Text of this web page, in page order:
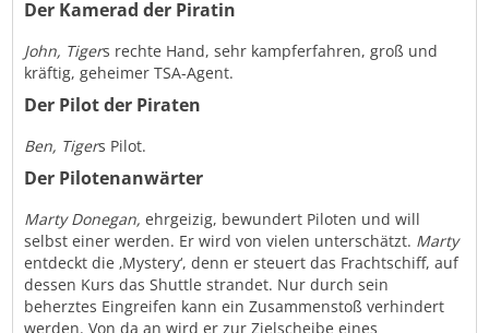
Der Kamerad der Piratin
John, Tigers rechte Hand, sehr kampferfahren, groß und
kräftig, geheimer TSA-Agent.
Der Pilot der Piraten
Ben, Tigers Pilot.
Der Pilotenanwärter
Marty Donegan, ehrgeizig, bewundert Piloten und will
selbst einer werden. Er wird von vielen unterschätzt. Marty
entdeckt die ‚Mystery‘, denn er steuert das Frachtschiff, auf
dessen Kurs das Shuttle strandet. Nur durch sein
beherztes Eingreifen kann ein Zusammenstoß verhindert
werden. Von da an wird er zur Zielscheibe eines